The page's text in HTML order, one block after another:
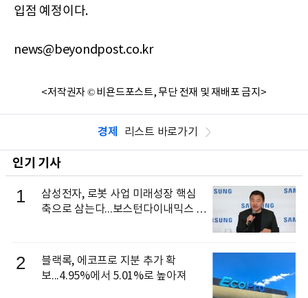
입점 예정이다.
news@beyondpost.co.kr
<저작권자 © 비욘드포스트, 무단 전재 및 재배포 금지>
경제 리스트 바로가기
인기 기사
1
삼성전자, 로봇 사업 미래성장 핵심
축으로 삼는다...보스턴다이내믹스 출
2
블랙록, 에코프로 지분 추가 확
보...4.95%에서 5.01%로 높아져